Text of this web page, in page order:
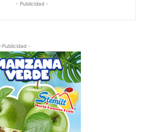
- Publicidad -
-Publicidad -